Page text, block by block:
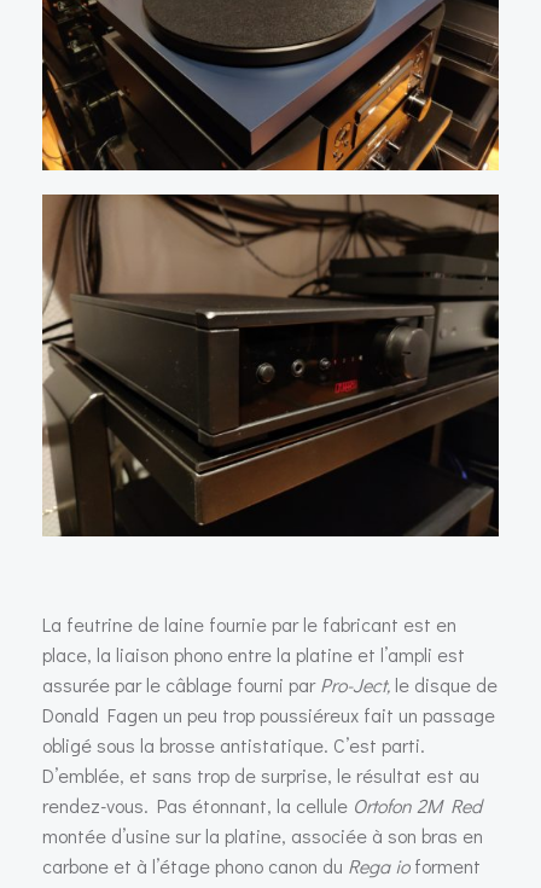
La feutrine de laine fournie par le fabricant est en
place, la liaison phono entre la platine et l’ampli est
assurée par le câblage fourni parPro-Ject, le disque de
Donald Fagen un peu trop poussiéreux fait un passage
obligé sous la brosse antistatique. C’est parti.
D’emblée, et sans trop de surprise, le résultat est au
rendez-vous. Pas étonnant, la cellule Ortofon 2M Red
montée d’usine sur la platine, associée à son bras en
carbone et à l’étage phono canon du Rega ioforment